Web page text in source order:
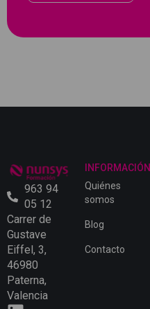
963 94
05 12
Carrer de
Gustave
Eiffel, 3,
46980
Paterna,
Valencia
INFORMACIÓN
Quiénes
somos
Blog
Contacto